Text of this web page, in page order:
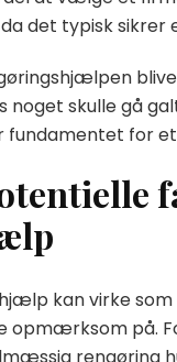
det typisk sikrer
noget skulle gå
fundamentet for
kan virke
opmærksom på.
rengøring